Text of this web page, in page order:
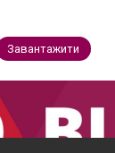
Завантажити